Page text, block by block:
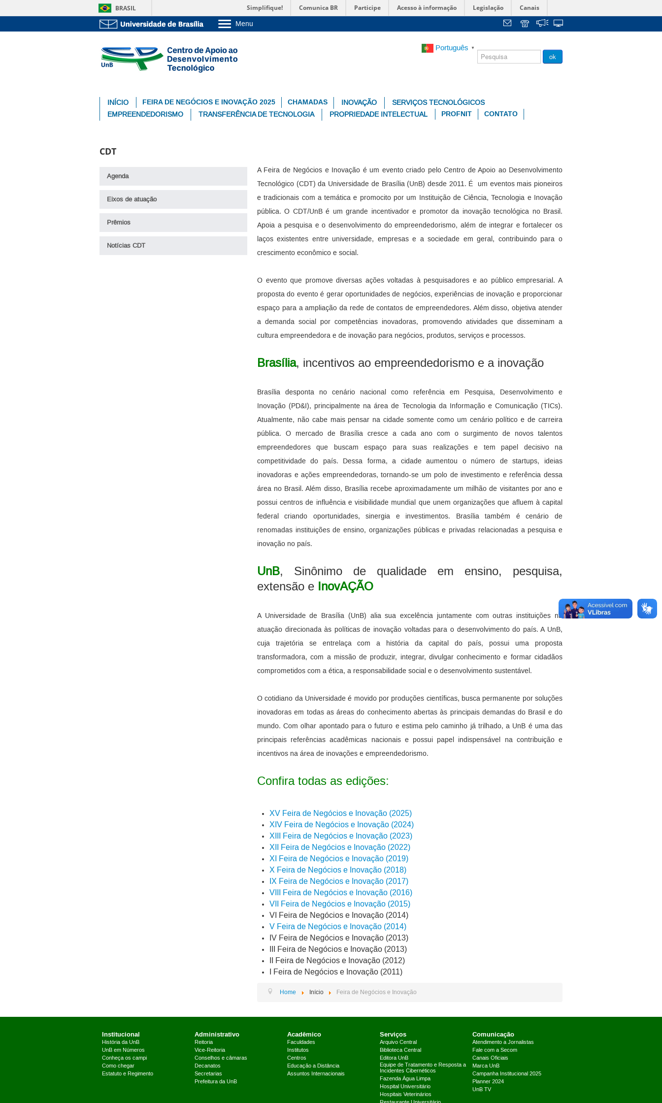
BRASIL Simplifique! Comunica BR Participe Acesso à informação Legislação Canais
Menu
Unidades acadêmicas
Estude na UnB
Português ▼
Chamada
Pública
ok
INÍCIO FEIRA DE NEGÓCIOS E INOVAÇÃO 2025 CHAMADAS INOVAÇÃO
SERVIÇOS TECNOLÓGICOS
EMPREENDEDORISMO
TRANSFERÊNCIA DE TECNOLOGIA PROPRIEDADE INTELECTUAL PROFNIT CONTATO
CDT
Agenda
Eixos de atuação
Prêmios
Notícias CDT
A Feira de Negócios e Inovação é um evento criado pelo Centro de Apoio ao Desenvolvimento
Tecnológico (CDT) da Universidade de Brasília (UnB) desde 2011. É um eventos mais pioneiros
e tradicionais com a temática e promocito por um Instituição de Ciência, Tecnologia e Inovação
pública. O CDT/UnB é um grande incentivador e promotor da inovação tecnológica no Brasil.
Apoia a pesquisa e o desenvolvimento do empreendedorismo, além de integrar e fortalecer os
laços existentes entre universidade, empresas e a sociedade em geral, contribuindo para o
crescimento econômico e social.
O evento que promove diversas ações voltadas à pesquisadores e ao público empresarial. A
proposta do evento é gerar oportunidades de negócios, experiências de inovação e proporcionar
espaço para a ampliação da rede de contatos de empreendedores. Além disso, objetiva atender
a demanda social por competências inovadoras, promovendo atividades que disseminam a
cultura empreendedora e de inovação para negócios, produtos, serviços e processos.
Brasília, incentivos ao empreendedorismo e a inovação
Brasília desponta no cenário nacional como referência em Pesquisa, Desenvolvimento e
Inovação (PD&I), principalmente na área de Tecnologia da Informação e Comunicação (TICs).
Atualmente, não cabe mais pensar na cidade somente como um cenário político e de carreira
pública. O mercado de Brasília cresce a cada ano com o surgimento de novos talentos
empreendedores que buscam espaço para suas realizações e tem papel decisivo na
competitividade do país. Dessa forma, a cidade aumentou o número de startups, ideias
inovadoras e ações empreendedoras, tornando-se um polo de investimento e referência dessa
área no Brasil. Além disso, Brasília recebe aproximadamente um milhão de visitantes por ano e
possui centros de influência e visibilidade mundial que unem organizações que afluem à capital
federal criando oportunidades, sinergia e investimentos. Brasília também é cenário de
renomadas instituições de ensino, organizações públicas e privadas relacionadas a pesquisa e
inovação no país.
UnB, Sinônimo de qualidade em ensino, pesquisa,
extensão e InovAÇÃO
A Universidade de Brasília (UnB) alia sua excelência juntamente com outras instituições na
atuação direcionada às políticas de inovação voltadas para o desenvolvimento do país. A UnB,
cuja trajetória se entrelaça com a história da capital do país, possui uma proposta
transformadora, com a missão de produzir, integrar, divulgar conhecimento e formar cidadãos
comprometidos com a ética, a responsabilidade social e o desenvolvimento sustentável.
O cotidiano da Universidade é movido por produções científicas, busca permanente por soluções
inovadoras em todas as áreas do conhecimento abertas às principais demandas do Brasil e do
mundo. Com olhar apontado para o futuro e estima pelo caminho já trilhado, a UnB é uma das
principais referências acadêmicas nacionais e possui papel indispensável na contribuição e
incentivos na área de inovações e empreendedorismo.
Confira todas as edições:
XV Feira de Negócios e Inovação (2025)
XIV Feira de Negócios e Inovação (2024)
XIII Feira de Negócios e Inovação (2023)
XII Feira de Negócios e Inovação (2022)
XI Feira de Negócios e Inovação (2019)
X Feira de Negócios e Inovação (2018)
IX Feira de Negócios e Inovação (2017)
VIII Feira de Negócios e Inovação (2016)
VII Feira de Negócios e Inovação (2015)
VI Feira de Negócios e Inovação (2014)
V Feira de Negócios e Inovação (2014)
IV Feira de Negócios e Inovação (2013)
III Feira de Negócios e Inovação (2013)
II Feira de Negócios e Inovação (2012)
I Feira de Negócios e Inovação (2011)
Home Início Feira de Negócios e Inovação
Institucional
História da UnB
UnB em Números
Conheça os campi
Como chegar
Estatuto e Regimento
Administrativo
Reitoria
Vice-Reitoria
Conselhos e câmaras
Decanatos
Secretarias
Prefeitura da UnB
Acadêmico
Faculdades
Institutos
Centros
Educação a Distância
Assuntos Internacionais
Serviços
Arquivo Central
Biblioteca Central
Editora UnB
Equipe de Tratamento e Resposta a
Incidentes Cibernéticos
Fazenda Água Limpa
Hospital Universitário
Hospitais Veterinários
Comunicação
Atendimento a Jornalistas
Fale com a Secom
Canais Oficiais
Marca UnB
Campanha Institucional 2025
Planner 2024
UnB TV